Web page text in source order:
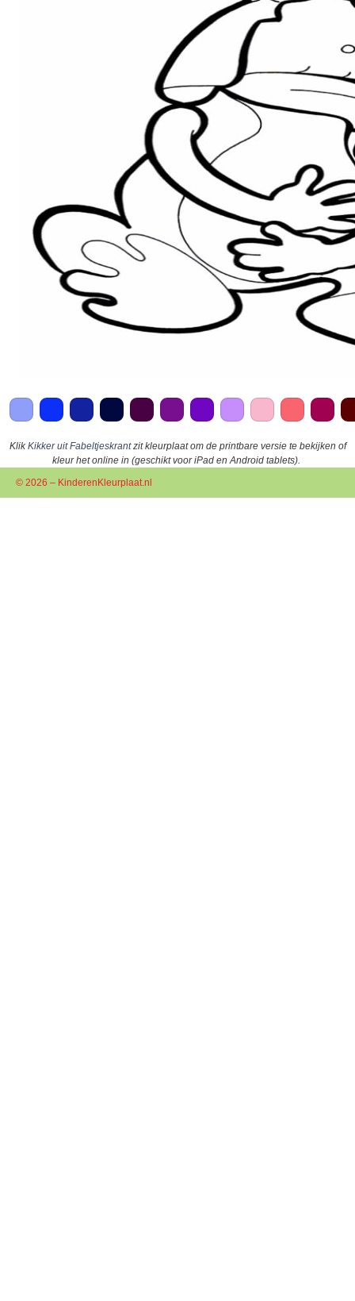
KlikKikker uit Fabeltjeskrantzit kleurplaat om de printbare versie te bekijken of
kleur het online in (geschikt voor iPad en Android tablets).
© 2026 – KinderenKleurplaat.nl